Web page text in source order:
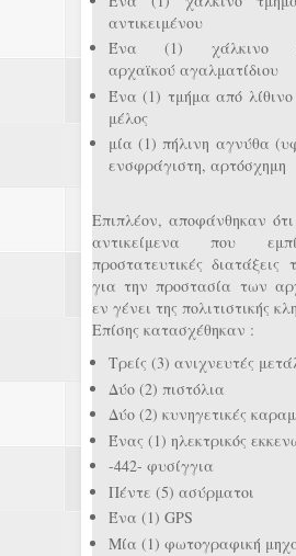
αντικειμένου
Ένα (1) χάλκινο
αρχαϊκού αγαλματίδιου
Ένα (1) τμήμα από λίθινο
μέλος
μία (1) πήλινη αγνύθα
ενσφράγιστη, αρτόσχημη
Επιπλέον, αποφάνθηκαν ότι
αντικείμενα που
προστατευτικές διατάξεις
για την προστασία των
εν γένει της πολιτιστικής
Επίσης κατασχέθηκαν :
Τρείς (3) ανιχνευτές
Δύο (2) πιστόλια
Δύο (2) κυνηγετικές
Ένας (1) ηλεκτρικός
-442- φυσίγγια
Πέντε (5) ασύρματοι
Ένα (1) GPS
Μία (1) φωτογραφική